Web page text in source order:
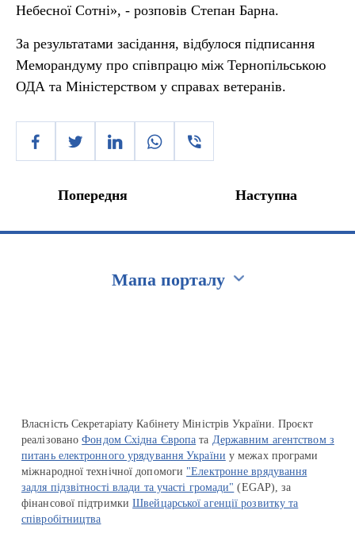
Небесної Сотні», - розповів Степан Барна.
За результатами засідання, відбулося підписання
Меморандуму про співпрацю між Тернопільською
ОДА та Міністерством у справах ветеранів.
Попередня Наступна
Мапа порталу
Власність Секретаріату Кабінету Міністрів України. Проєкт
реалізованоФондом Східна Європа та Державним агентством з
питань електронного урядування України у межах програми
міжнародної технічної допомоги "Електронне врядування
задля підзвітності влади та участі громади" (EGAP), за
фінансової підтримкиШвейцарської агенції розвитку та
співробітництва